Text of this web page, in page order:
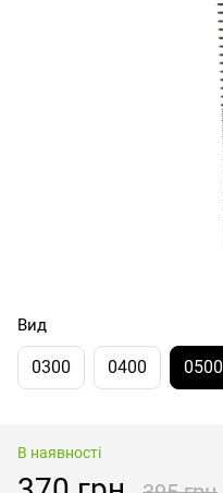
Вид
0300 0400 0500
В наявності